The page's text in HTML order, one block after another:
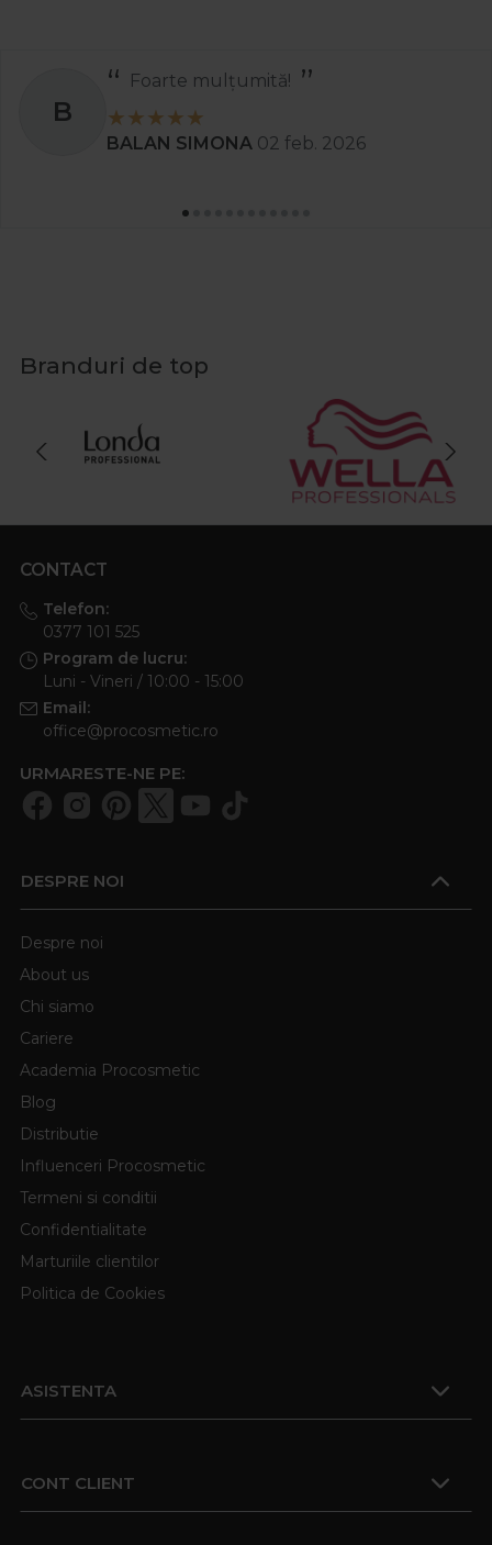
S
Recomand
Stanciu Aura Andreea 02 apr. 2025
Branduri de top
CONTACT
Telefon:
0377 101 525
Program de lucru:
Luni - Vineri / 10:00 - 15:00
Email:
office@procosmetic.ro
URMARESTE-NE PE:
DESPRE NOI
Despre noi
About us
Chi siamo
Cariere
Academia Procosmetic
Blog
Distributie
Influenceri Procosmetic
Termeni si conditii
Confidentialitate
Marturiile clientilor
Politica de Cookies
ASISTENTA
CONT CLIENT